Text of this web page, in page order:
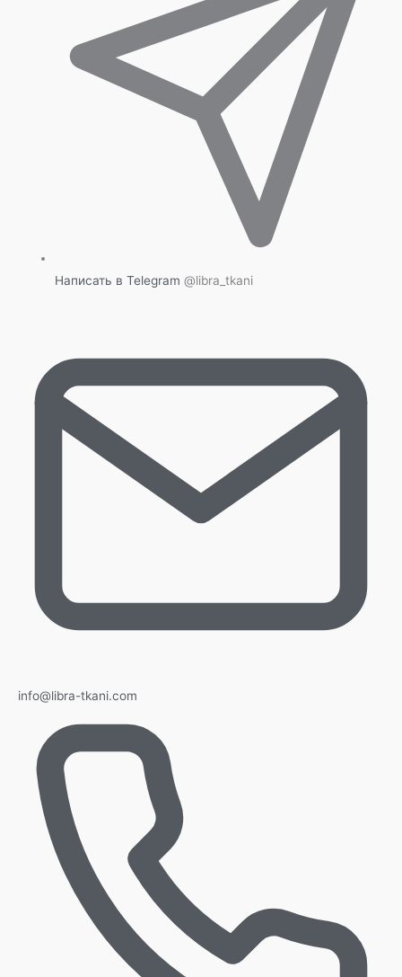
Написать в Telegram @libra_tkani
info@libra-tkani.com